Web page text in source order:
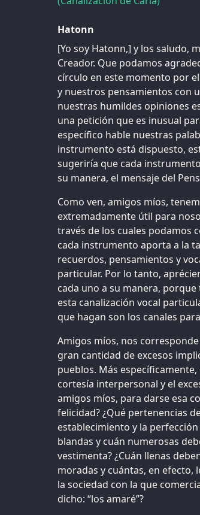
Hatonn
[Yo soy Hatonn,] y los saludo,
Creador. Que podamos
círculo en este momento por
y nuestros pensamientos con
nuestras humildes opiniones
una petición que es inusual
específico hable nuestras
instrumento está dispuesto,
sugeriría que cada
su manera, el mensaje del
Como ven, amigos míos,
extremadamente útil para
través de los cuales podamos
cada instrumento aporta a la
recuerdos, pensamientos y
particular. Por lo tanto,
cada uno a su manera,
esta canalización vocal
que hagan son los canales
Amigos míos, nos
gran cantidad de excesos
pueblos. Más
cortesía interpersonal y el
amigos míos, para darse esa
felicidad? ¿Qué pertenencias
establecimiento y la
blandas y cuán numerosas
vestimenta? ¿Cuán llenas
moradas y cuántas, en efecto,
la sociedad con la que
dicho: “los amaré”?